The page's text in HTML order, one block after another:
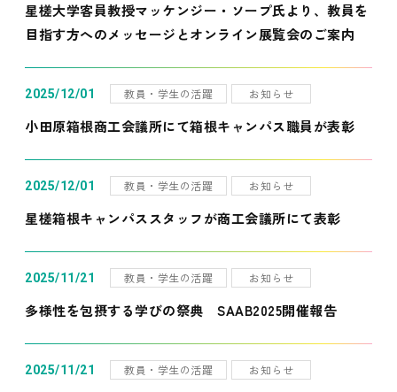
星槎大学客員教授マッケンジー・ソープ氏より、教員を
目指す方へのメッセージとオンライン展覧会のご案内
2025/12/01 教員・学生の活躍 お知らせ
小田原箱根商工会議所にて箱根キャンパス職員が表彰
2025/12/01 教員・学生の活躍 お知らせ
星槎箱根キャンパススタッフが商工会議所にて表彰
2025/11/21 教員・学生の活躍 お知らせ
多様性を包摂する学びの祭典 SAAB2025開催報告
2025/11/21 教員・学生の活躍 お知らせ